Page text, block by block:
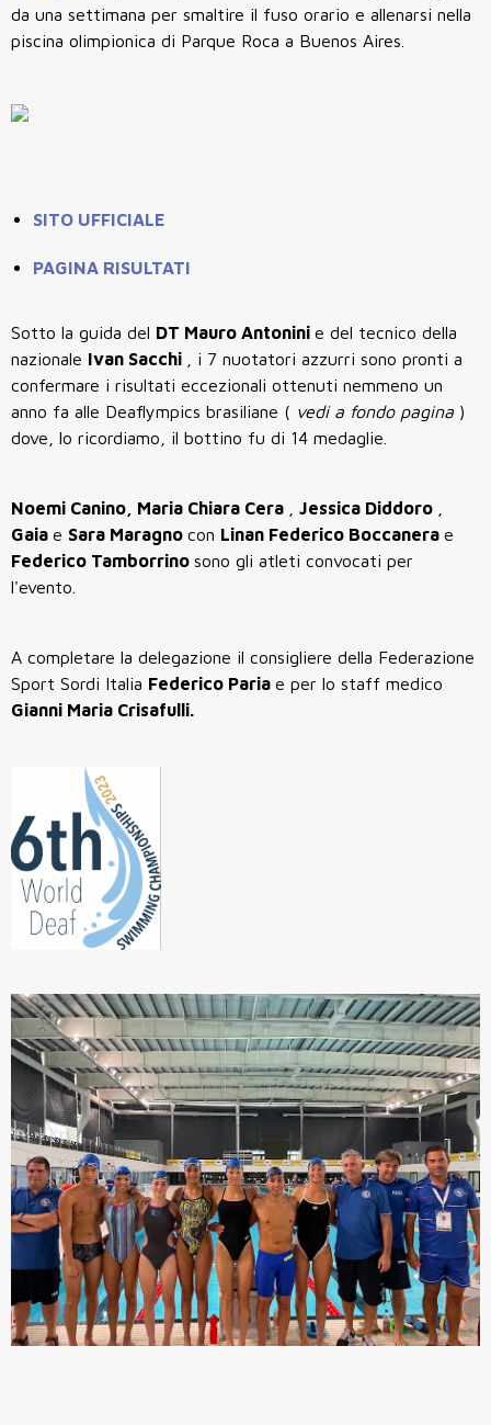
da una settimana per smaltire il fuso orario e allenarsi nella
piscina olimpionica di Parque Roca a Buenos Aires.
SITO UFFICIALE
PAGINA RISULTATI
Sotto la guida del DT Mauro Antonini e del tecnico della
nazionale Ivan Sacchi
, i 7 nuotatori azzurri sono pronti a
confermare i risultati eccezionali ottenuti nemmeno un
anno fa alle Deaflympics brasiliane ( vedi a fondo pagina )
dove, lo ricordiamo, il bottino fu di 14 medaglie.
Noemi Canino, Maria Chiara Cera Jessica Diddoro
Gaia e Sara Maragno con Linan Federico Boccanera e
Federico Tamborrino sono gli atleti convocati per
l'evento.
A completare la delegazione il consigliere della Federazione
Sport Sordi Italia Federico Paria e per lo staff medico
Gianni Maria Crisafulli.